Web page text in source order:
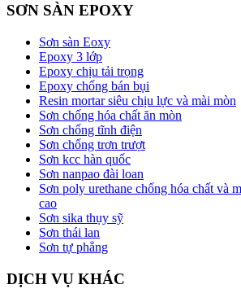
SƠN SÀN EPOXY
Sơn sàn Eoxy
Epoxy 3 lớp
Epoxy chịu tải trọng
Epoxy chống bán bụi
Resin mortar siêu chịu lực và mài mòn
Sơn chống hóa chất ăn mòn
Sơn chống tĩnh điện
Sơn chống trơn trượt
Sơn kcc hàn quốc
Sơn nanpao đài loan
Sơn poly urethane chống hóa chất và
cao
Sơn sika thụy sỹ
Sơn thái lan
Sơn tự phẳng
DỊCH VỤ KHÁC